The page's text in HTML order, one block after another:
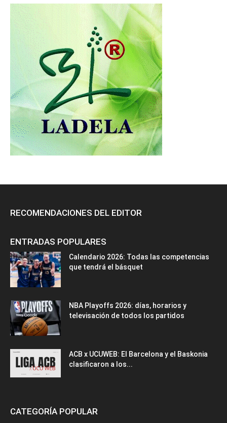
RECOMENDACIONES DEL EDITOR
ENTRADAS POPULARES
Calendario 2026: Todas las competencias
que tendrá el básquet
NBA Playoffs 2026: días, horarios y
televisación de todos los partidos
ACB x UCUWEB: El Barcelona y el Baskonia
clasificaron a los...
CATEGORÍA POPULAR